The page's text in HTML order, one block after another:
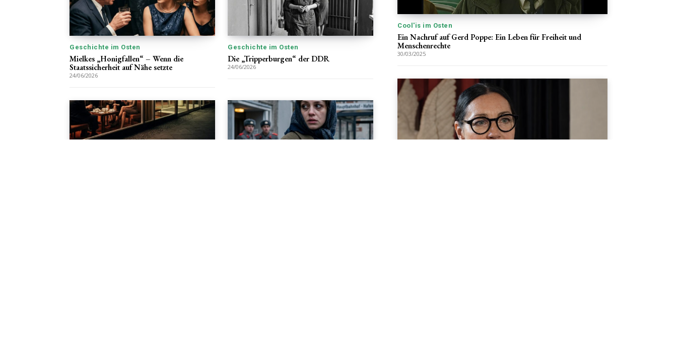
Geschichte im Osten
Mielkes „Honigfallen“ – Wenn die
Staatssicherheit auf Nähe setzte
24/06/2026
Geschichte im Osten
Die „Tripperburgen“ der DDR
24/06/2026
Cool'is im Osten
Ein Nachruf auf Gerd Poppe: Ein Leben für Freiheit und
Menschenrechte
30/03/2025